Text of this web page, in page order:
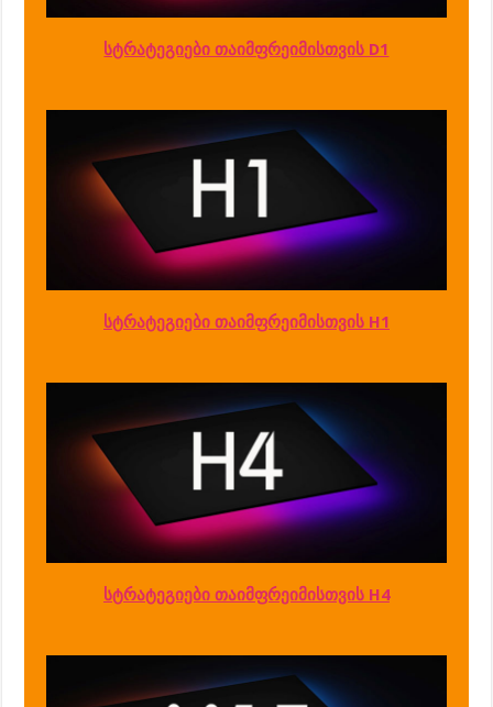
სტრატეგიები თაიმფრეიმისთვის D1
სტრატეგიები თაიმფრეიმისთვის H1
სტრატეგიები თაიმფრეიმისთვის H4